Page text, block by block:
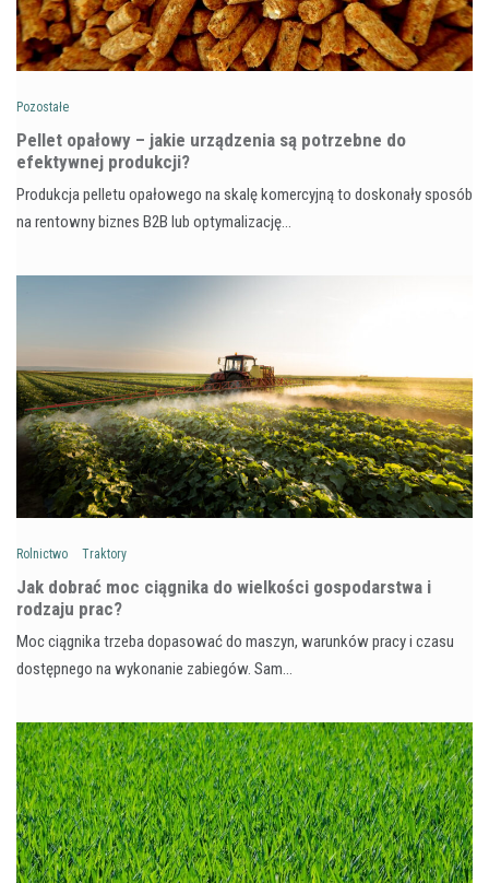
Pozostałe
Pellet opałowy – jakie urządzenia są potrzebne do
efektywnej produkcji?
Produkcja pelletu opałowego na skalę komercyjną to doskonały sposób
na rentowny biznes B2B lub optymalizację…
Rolnictwo Traktory
Jak dobrać moc ciągnika do wielkości gospodarstwa i
rodzaju prac?
Moc ciągnika trzeba dopasować do maszyn, warunków pracy i czasu
dostępnego na wykonanie zabiegów. Sam…